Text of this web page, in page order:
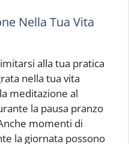
Nella Tua Vita
alla tua pratica
nella tua vita
meditazione al
la pausa pranzo
momenti di
la giornata possono